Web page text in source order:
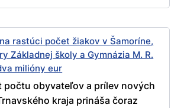
rastúci počet žiakov v Šamoríne,
Základnej školy a Gymnázia M. R.
milióny eur
počtu obyvateľov a prílev nových
kraja prináša čoraz